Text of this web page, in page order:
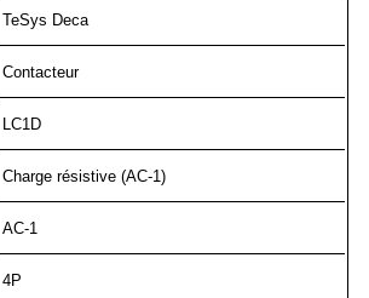
TeSys Deca
Contacteur
LC1D
Charge résistive (AC-1)
AC-1
4P